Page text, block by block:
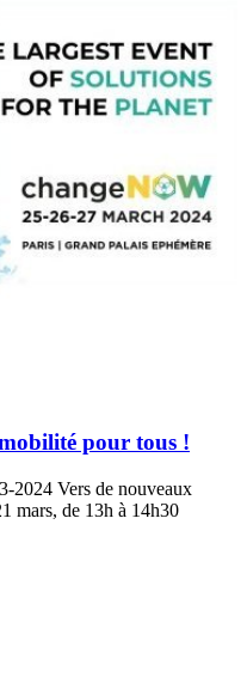
pour tous !
2024 Vers de nouveaux
mars, de 13h à 14h30